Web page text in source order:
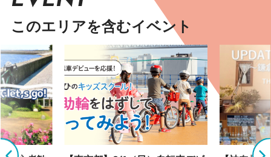
このエリアを含むイベント